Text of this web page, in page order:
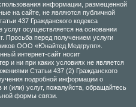
информации, размещенной
на сайте, не являются публичной
437 Гражданского кодекса
осуществляется на основании
Просьба перед получением услуги
ООО «Юнайтед Медгрупп».
интернет-сайт носит
и ни при каких условиях не является
Статьи 437 (2) Гражданского
подробной информации о
(или) услуг, пожалуйста, обращайтесь
формы связи.